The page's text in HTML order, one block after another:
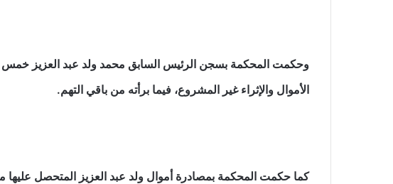
وحكمت المحكمة بسجن الرئيس السابق محمد ولد عبد العزيز خمس
الأموال والإثراء غير المشروع، فيما برأته من باقي التهم.
كما حكمت المحكمة بمصادرة أموال ولد عبد العزيز المتحصل عليها